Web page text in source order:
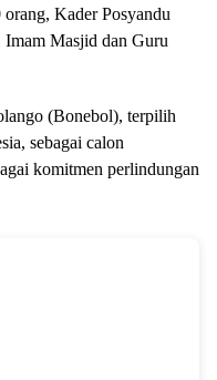
Kader Posyandu
Imam Masjid dan Guru
(Bonebol), terpilih
sebagai calon
komitmen perlindungan